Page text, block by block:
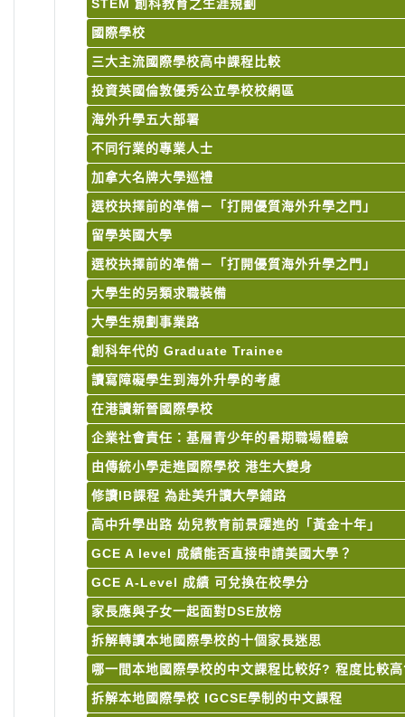
STEM 創科教育之生涯規劃
國際學校
三大主流國際學校高中課程比較
投資英國倫敦優秀公立學校校網區
海外升學五大部署
不同行業的專業人士
加拿大名牌大學巡禮
選校抉擇前的凖備－「打開優質海外升學之門」
留學英國大學
選校抉擇前的凖備－「打開優質海外升學之門」
大學生的另類求職裝備
大學生規劃事業路
創科年代的 Graduate Trainee
讀寫障礙學生到海外升學的考慮
在港讀新晉國際學校
企業社會責任：基層青少年的暑期職場體驗
由傳統小學走進國際學校 港生大變身
修讀IB課程 為赴美升讀大學鋪路
高中升學出路 幼兒教育前景躍進的「黃金十年」
GCE A level 成績能否直接申請美國大學？
GCE A-Level 成績 可兌換在校學分
家長應與子女一起面對DSE放榜
拆解轉讀本地國際學校的十個家長迷思
哪一間本地國際學校的中文課程比較好? 程度比較
拆解本地國際學校 IGCSE學制的中文課程